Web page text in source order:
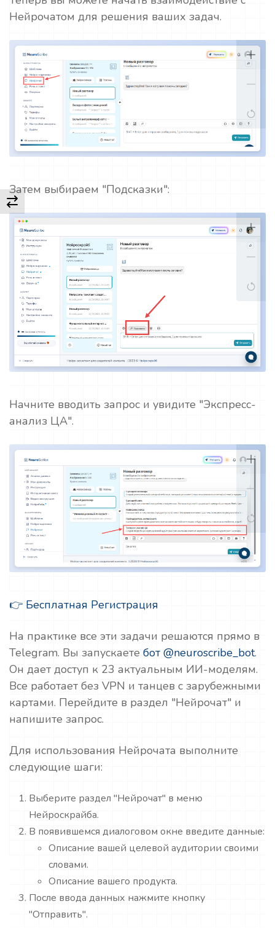
Нейрочатом для решения ваших задач.
Затем выбираем "Подсказки":
Начните вводить запрос и увидите "Экспресс-
анализ ЦА".
👉 Бесплатная Регистрация
На практике все эти задачи решаются прямо в
Telegram. Вы запускаете бот @neuroscribe_bot.
Он дает доступ к 23 актуальным ИИ-моделям.
Все работает без VPN и танцев с зарубежными
картами. Перейдите в раздел "Нейрочат" и
напишите запрос.
Для использования Нейрочата выполните
следующие шаги:
Выберите раздел "Нейрочат" в меню
Нейроскрайба.
В появившемся диалоговом окне введите данные:
Описание вашей целевой аудитории своими
словами.
Описание вашего продукта.
После ввода данных нажмите кнопку
"Отправить".